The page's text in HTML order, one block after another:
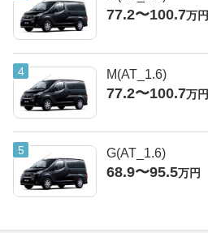
77.2〜100.7万円
M(AT_1.6)
77.2〜100.7万円
G(AT_1.6)
68.9〜95.5万円